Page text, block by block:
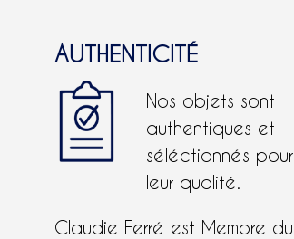
AUTHENTICITÉ
Nos objets sont
authentiques et
séléctionnés pour
leur qualité.
Claudie Ferré est Membre du